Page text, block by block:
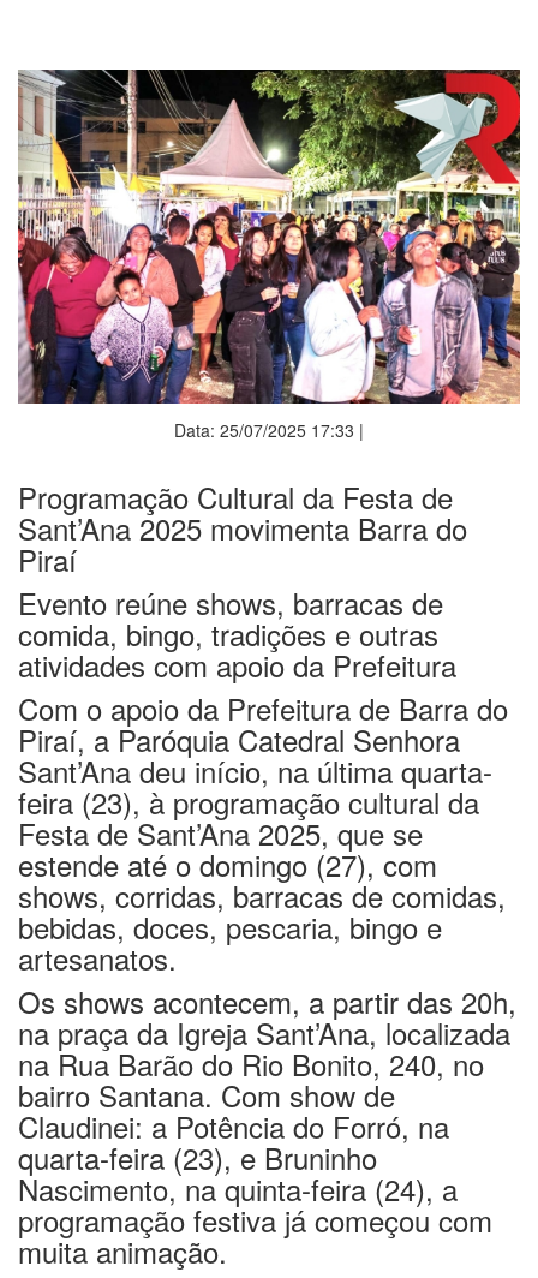
Data: 25/07/2025 17:33 |
Programação Cultural da Festa de
Sant’Ana 2025 movimenta Barra do
Piraí
Evento reúne shows, barracas de
comida, bingo, tradições e outras
atividades com apoio da Prefeitura
Com o apoio da Prefeitura de Barra do
Piraí, a Paróquia Catedral Senhora
Sant’Ana deu início, na última quarta-
feira (23), à programação cultural da
Festa de Sant’Ana 2025, que se
estende até o domingo (27), com
shows, corridas, barracas de comidas,
bebidas, doces, pescaria, bingo e
artesanatos.
Os shows acontecem, a partir das 20h,
na praça da Igreja Sant’Ana, localizada
na Rua Barão do Rio Bonito, 240, no
bairro Santana. Com show de
Claudinei: a Potência do Forró, na
quarta-feira (23), e Bruninho
Nascimento, na quinta-feira (24), a
programação festiva já começou com
muita animação.